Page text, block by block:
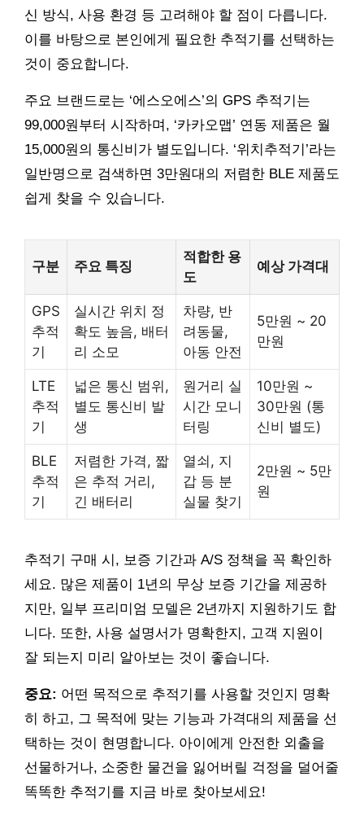
신 방식, 사용 환경 등 고려해야 할 점이 다릅니다.
이를 바탕으로 본인에게 필요한 추적기를 선택하는
것이 중요합니다.
주요 브랜드로는 ‘에스오에스’의 GPS 추적기는
99,000원부터 시작하며, ‘카카오맵’ 연동 제품은 월
15,000원의 통신비가 별도입니다. ‘위치추적기’라는
일반명으로 검색하면 3만원대의 저렴한 BLE 제품도
쉽게 찾을 수 있습니다.
구분 주요 특징
적합한 용
도
예상 가격대
GPS
추적
기
실시간 위치 정
확도 높음, 배터
리 소모
차량, 반
려동물,
아동 안전
5만원 ~ 20
만원
LTE
추적
기
넓은 통신 범위,
별도 통신비 발
생
원거리 실
시간 모니
터링
10만원 ~
30만원 (통
신비 별도)
BLE
추적
기
저렴한 가격, 짧
은 추적 거리,
긴 배터리
열쇠, 지
갑 등 분
실물 찾기
2만원 ~ 5만
원
추적기 구매 시, 보증 기간과 A/S 정책을 꼭 확인하
세요. 많은 제품이 1년의 무상 보증 기간을 제공하
지만, 일부 프리미엄 모델은 2년까지 지원하기도 합
니다. 또한, 사용 설명서가 명확한지, 고객 지원이
잘 되는지 미리 알아보는 것이 좋습니다.
중요: 어떤 목적으로 추적기를 사용할 것인지 명확
히 하고, 그 목적에 맞는 기능과 가격대의 제품을 선
택하는 것이 현명합니다. 아이에게 안전한 외출을
선물하거나, 소중한 물건을 잃어버릴 걱정을 덜어줄
똑똑한 추적기를 지금 바로 찾아보세요!